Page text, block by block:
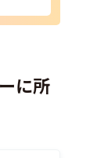
に所